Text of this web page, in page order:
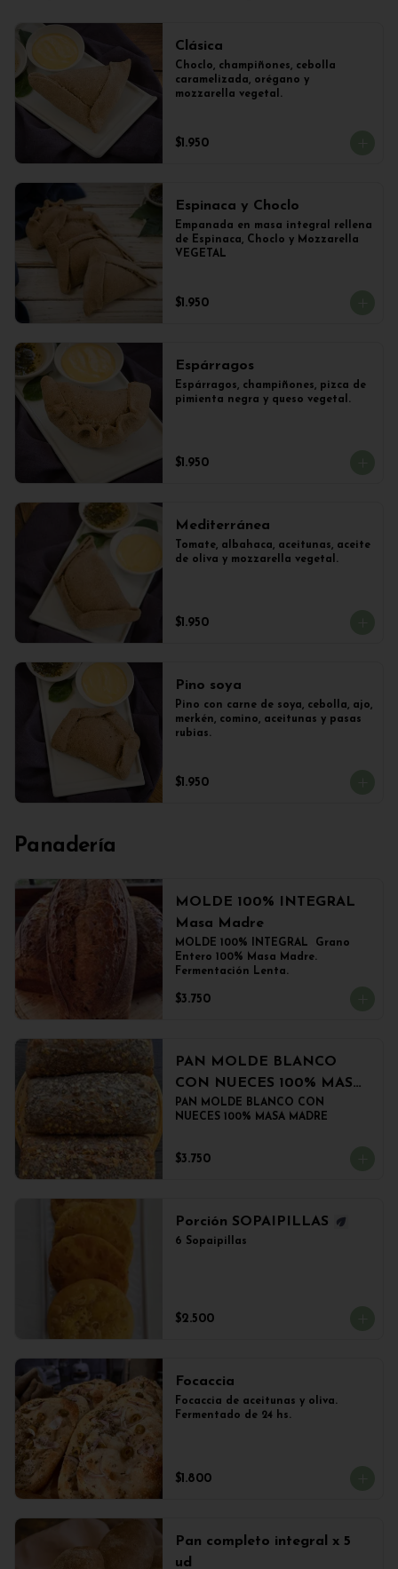
Clásica
Choclo, champiñones, cebolla
caramelizada, orégano y
mozzarella vegetal.
$1.950
Espinaca y Choclo
Empanada en masa integral rellena
de Espinaca, Choclo y Mozzarella
VEGETAL
$1.950
Espárragos
Espárragos, champiñones, pizca de
pimienta negra y queso vegetal.
$1.950
Mediterránea
Tomate, albahaca, aceitunas, aceite
de oliva y mozzarella vegetal.
$1.950
Pino soya
Pino con carne de soya, cebolla, ajo,
merkén, comino, aceitunas y pasas
rubias.
$1.950
Panadería
MOLDE 100% INTEGRAL
Masa Madre
MOLDE 100% INTEGRAL  Grano
Entero 100% Masa Madre.
Fermentación Lenta.
$3.750
PAN MOLDE BLANCO
CON NUECES 100% MASA
MADRE
PAN MOLDE BLANCO CON
NUECES 100% MASA MADRE
$3.750
Porción SOPAIPILLAS
6 Sopaipillas
$2.500
Focaccia
Focaccia de aceitunas y oliva.
Fermentado de 24 hs.
$1.800
Pan completo integral x 5
ud